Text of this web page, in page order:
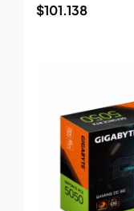
$101.138